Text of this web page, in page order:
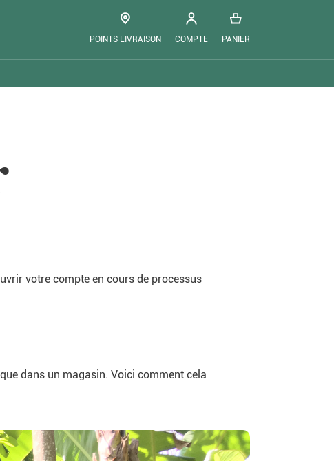
PANIER
COMPTE
POINTS LIVRAISON
votre compte en cours de processus
dans un magasin. Voici comment cela